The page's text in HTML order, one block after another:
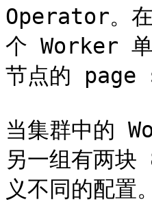
Operator。
个 Worker
节点的 page
当集群中的
另一组有两
义不同的配置。